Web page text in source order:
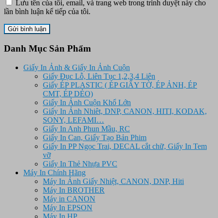
Lưu tên của tôi, email, và trang web trong trình duyệt này cho
lần bình luận kế tiếp của tôi.
Danh Mục Sản Phẩm
Giấy In Ảnh & Giấy In Ảnh Cuộn
Giấy Đục Lỗ, Liên Tục 1,2,3,4 Liên
Giấy ÉP PLASTIC ( ÉP GIẤY TỜ, ÉP ẢNH, ÉP
CMT, ÉP DẺO)
Giấy In Ảnh Cuộn Khổ Lớn
Giấy In Ảnh Nhiêt, DNP, CANON, HITI, KODAK,
SONY, LEFAMI…
Giấy In Anh Phun Mầu, RC
Giấy In Can, Giấy Tạo Bản Phim
Giấy In PP Ngọc Trai, DECAL cắt chữ, Giấy In Tem
vỡ
Giấy In Thẻ Nhựa PVC
Máy In Chính Hãng
Máy In Ảnh Giấy Nhiệt, CANON, DNP, Hiti
Máy In BROTHER
Máy in CANON
Máy In EPSON
Máy In HP